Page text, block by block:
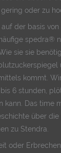
oder zu
der basis von
spedra®
sie sie
kommt.
6 stunden,
kann. Das time
über die
zu Stendra.
oder Erbrechen